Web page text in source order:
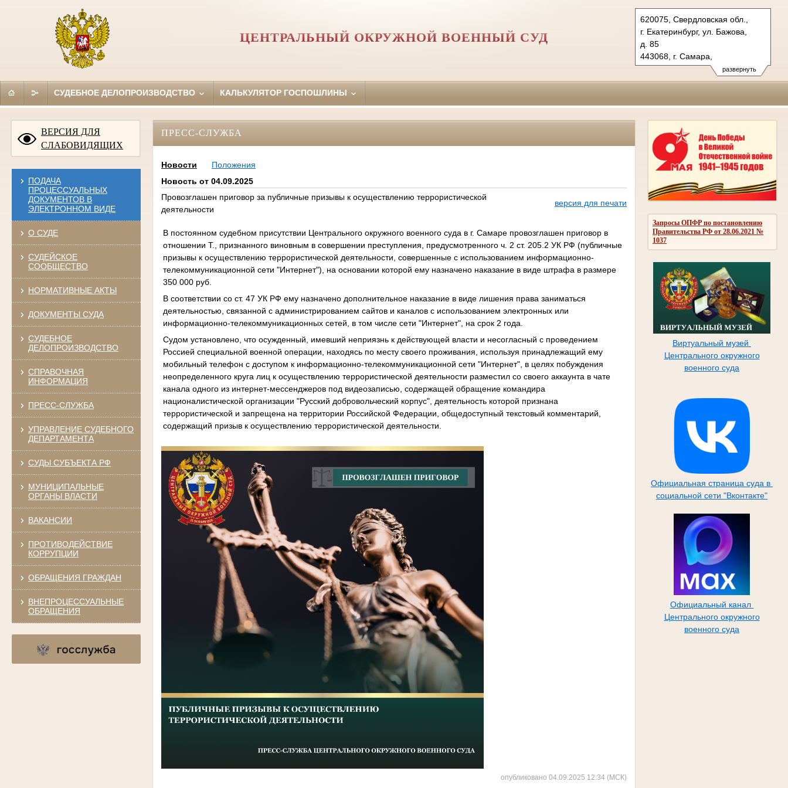
развернуть
620075, Свердловская обл.,
г. Екатеринбург, ул. Бажова,
д. 85
443068, г. Самара,
пр. Масленникова, д. 12
Тел.: (343) 350-01-82
covs.svd@sudrf.ru
ЦЕНТРАЛЬНЫЙ ОКРУЖНОЙ ВОЕННЫЙ СУД
СУДЕБНОЕ ДЕЛОПРОИЗВОДСТВО КАЛЬКУЛЯТОР ГОСПОШЛИНЫ
ВЕРСИЯ ДЛЯ
СЛАБОВИДЯЩИХ
ПОДАЧА
ПРОЦЕССУАЛЬНЫХ
ДОКУМЕНТОВ В
ЭЛЕКТРОННОМ ВИДЕ
О СУДЕ
СУДЕЙСКОЕ
СООБЩЕСТВО
НОРМАТИВНЫЕ АКТЫ
ДОКУМЕНТЫ СУДА
СУДЕБНОЕ
ДЕЛОПРОИЗВОДСТВО
СПРАВОЧНАЯ
ИНФОРМАЦИЯ
ПРЕСС-СЛУЖБА
УПРАВЛЕНИЕ СУДЕБНОГО
ДЕПАРТАМЕНТА
СУДЫ СУБЪЕКТА РФ
МУНИЦИПАЛЬНЫЕ
ОРГАНЫ ВЛАСТИ
ВАКАНСИИ
ПРОТИВОДЕЙСТВИЕ
КОРРУПЦИИ
ОБРАЩЕНИЯ ГРАЖДАН
ВНЕПРОЦЕССУАЛЬНЫЕ
ОБРАЩЕНИЯ
Запросы ОПФР по постановлению
Правительства РФ от 28.06.2021 №
1037
Виртуальный музей
Центрального окружного
военного суда
Официальная страница суда в
социальной сети "Вконтакте"
Официальный канал
Центрального окружного
военного суда
ПРЕСС-СЛУЖБА
Новости
Положения
Новость от 04.09.2025
Провозглашен приговор за публичные призывы к осуществлению террористической
деятельности
версия для печати
В постоянном судебном присутствии Центрального окружного военного суда в г. Самаре провозглашен приговор в
отношении Т., признанного виновным в совершении преступления, предусмотренного ч. 2 ст. 205.2 УК РФ (публичные
призывы к осуществлению террористической деятельности, совершенные с использованием информационно-
телекоммуникационной сети "Интернет"), на основании которой ему назначено наказание в виде штрафа в размере
350 000 руб.
В соответствии со ст. 47 УК РФ ему назначено дополнительное наказание в виде лишения права заниматься
деятельностью, связанной с администрированием сайтов и каналов с использованием электронных или
информационно-телекоммуникационных сетей, в том числе сети "Интернет", на срок 2 года.
Судом установлено, что осужденный, имевший неприязнь к действующей власти и несогласный с проведением
Россией специальной военной операции, находясь по месту своего проживания, используя принадлежащий ему
мобильный телефон с доступом к информационно-телекоммуникационной сети "Интернет", в целях побуждения
неопределенного круга лиц к осуществлению террористической деятельности разместил со своего аккаунта в чате
канала одного из интернет-мессенджеров под видеозаписью, содержащей обращение командира
националистической организации "Русский добровольческий корпус", деятельность которой признана
террористической и запрещена на территории Российской Федерации, общедоступный текстовый комментарий,
содержащий призыв к осуществлению террористической деятельности.
опубликовано 04.09.2025 12:34 (МСК)